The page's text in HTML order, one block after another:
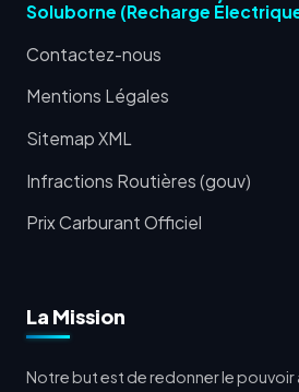
Soluborne (Recharge
Contactez-nous
Mentions Légales
Sitemap XML
Infractions Routières (gouv)
Prix Carburant Officiel
La Mission
Notre but est de redonner le